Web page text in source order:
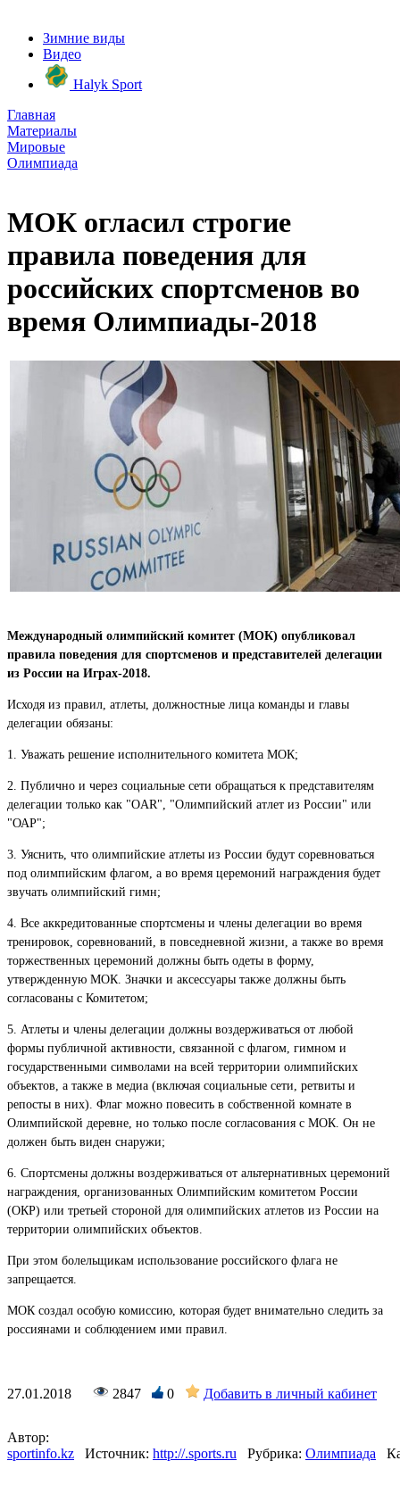
Зимние виды
Видео
Halyk Sport
Главная
Материалы
Мировые
Олимпиада
МОК огласил строгие
правила поведения для
российских спортсменов во
время Олимпиады-2018
Международный олимпийский комитет (МОК) опубликовал
правила поведения для спортсменов и представителей делегации
из России на Играх-2018.
Исходя из правил, атлеты, должностные лица команды и главы
делегации обязаны:
1. Уважать решение исполнительного комитета МОК;
2. Публично и через социальные сети обращаться к представителям
делегации только как "OAR", "Олимпийский атлет из России" или
"ОАР";
3. Уяснить, что олимпийские атлеты из России будут соревноваться
под олимпийским флагом, а во время церемоний награждения будет
звучать олимпийский гимн;
4. Все аккредитованные спортсмены и члены делегации во время
тренировок, соревнований, в повседневной жизни, а также во время
торжественных церемоний должны быть одеты в форму,
утвержденную МОК. Значки и аксессуары также должны быть
согласованы с Комитетом;
5. Атлеты и члены делегации должны воздерживаться от любой
формы публичной активности, связанной с флагом, гимном и
государственными символами на всей территории олимпийских
объектов, а также в медиа (включая социальные сети, ретвиты и
репосты в них). Флаг можно повесить в собственной комнате в
Олимпийской деревне, но только после согласования с МОК. Он не
должен быть виден снаружи;
6. Спортсмены должны воздерживаться от альтернативных церемоний
награждения, организованных Олимпийским комитетом России
(ОКР) или третьей стороной для олимпийских атлетов из России на
территории олимпийских объектов.
При этом болельщикам использование российского флага не
запрещается.
МОК создал особую комиссию, которая будет внимательно следить за
россиянами и соблюдением ими правил.
27.01.2018 2847 0 Добавить в личный кабинет
Автор:
sportinfo.kz
Источник: http://.sports.ru Рубрика: Олимпиада